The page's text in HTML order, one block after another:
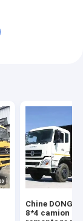
Chine
8*4 camion à